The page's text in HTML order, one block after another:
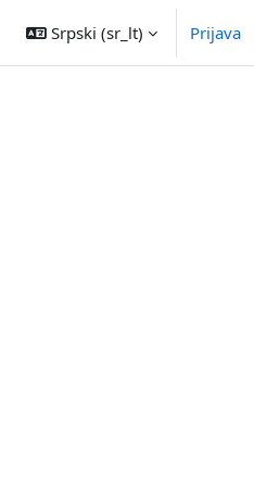
Srpski ‎(sr_lt)‎ Prijava